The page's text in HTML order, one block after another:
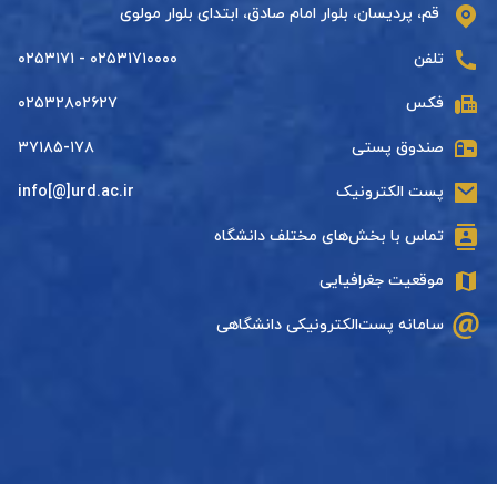
قم، پردیسان، بلوار امام صادق، ابتدای بلوار مولوی
تلفن ۰۲۵۳۱۷۱۰۰۰۰ - ۰۲۵۳۱۷۱
فکس ۰۲۵۳۲۸۰۲۶۲۷
صندوق پستی ۳۷۱۸۵-۱۷۸
پست الکترونیک info[@]urd.ac.ir
تماس با بخش‌های مختلف دانشگاه
موقعیت جغرافیایی
سامانه پست‌الکترونیکی دانشگاهی